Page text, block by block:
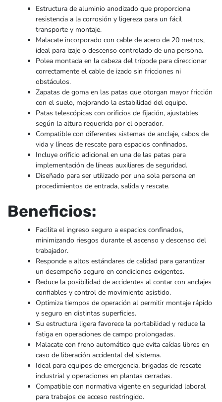
Estructura de aluminio anodizado que proporciona
resistencia a la corrosión y ligereza para un fácil
transporte y montaje.
Malacate incorporado con cable de acero de 20 metros,
ideal para izaje o descenso controlado de una persona.
Polea montada en la cabeza del trípode para direccionar
correctamente el cable de izado sin fricciones ni
obstáculos.
Zapatas de goma en las patas que otorgan mayor fricción
con el suelo, mejorando la estabilidad del equipo.
Patas telescópicas con orificios de fijación, ajustables
según la altura requerida por el operador.
Compatible con diferentes sistemas de anclaje, cabos de
vida y líneas de rescate para espacios confinados.
Incluye orificio adicional en una de las patas para
implementación de líneas auxiliares de seguridad.
Diseñado para ser utilizado por una sola persona en
procedimientos de entrada, salida y rescate.
Beneficios:
Facilita el ingreso seguro a espacios confinados,
minimizando riesgos durante el ascenso y descenso del
trabajador.
Responde a altos estándares de calidad para garantizar
un desempeño seguro en condiciones exigentes.
Reduce la posibilidad de accidentes al contar con anclajes
confiables y control de movimiento asistido.
Optimiza tiempos de operación al permitir montaje rápido
y seguro en distintas superficies.
Su estructura ligera favorece la portabilidad y reduce la
fatiga en operaciones de campo prolongadas.
Malacate con freno automático que evita caídas libres en
caso de liberación accidental del sistema.
Ideal para equipos de emergencia, brigadas de rescate
industrial y operaciones en plantas cerradas.
Compatible con normativa vigente en seguridad laboral
para trabajos de acceso restringido.